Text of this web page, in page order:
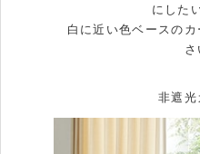
にした
白に近い色ベースの
さ
非遮光